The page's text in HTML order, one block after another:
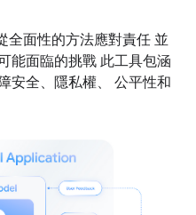
全面性的方法應對責任 並
能面臨的挑戰 此工具包涵
安全、隱私權、 公平性和